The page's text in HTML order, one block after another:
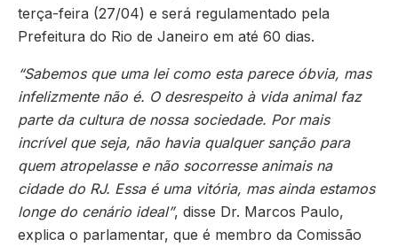
terça-feira (27/04) e será regulamentado pela
Prefeitura do Rio de Janeiro em até 60 dias.
“Sabemos que uma lei como esta parece óbvia, mas
infelizmente não é. O desrespeito à vida animal faz
parte da cultura de nossa sociedade. Por mais
incrível que seja, não havia qualquer sanção para
quem atropelasse e não socorresse animais na
cidade do RJ. Essa é uma vitória, mas ainda estamos
longe do cenário ideal”, disse Dr. Marcos Paulo,
explica o parlamentar, que é membro da Comissão